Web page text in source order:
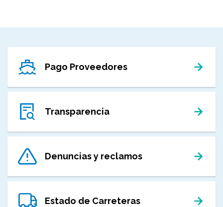
Pago Proveedores
Transparencia
Denuncias y reclamos
Estado de Carreteras